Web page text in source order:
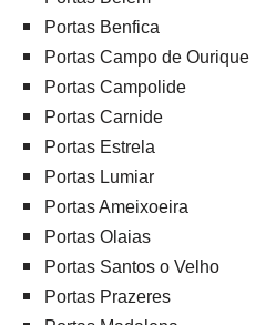
Portas Benfica
Portas Campo de Ourique
Portas Campolide
Portas Carnide
Portas Estrela
Portas Lumiar
Portas Ameixoeira
Portas Olaias
Portas Santos o Velho
Portas Prazeres